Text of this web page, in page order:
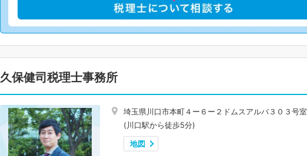
久保健司税理士事務所
埼玉県川口市本町４ー６ー２ドムスアルバ３０３号室
(川口駅から徒歩5分)
地図